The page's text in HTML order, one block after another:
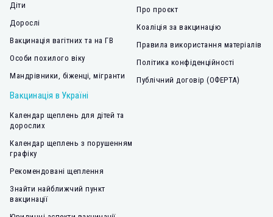
Діти
Дорослі
Вакцинація вагітних та на ГВ
Особи похилого віку
Мандрівники, біженці, мігранти
Вакцинація в Україні
Календар щеплень для дітей та
дорослих
Календар щеплень з порушенням
графіку
Рекомендовані щеплення
Знайти найближчий пункт
вакцинації
Про проєкт
Коаліція за вакцинацію
Правила використання матеріалів
Політика конфіденційності
Публічний договір (ОФЕРТА)